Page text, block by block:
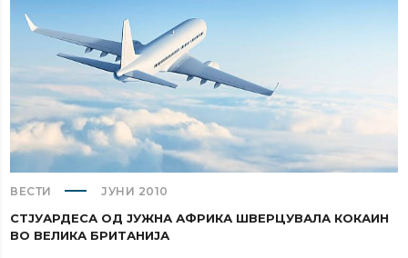
ВЕСТИ ЈУНИ 2010
СТЈУАРДЕСА ОД ЈУЖНА АФРИКА ШВЕРЦУВАЛА КОКАИН
ВО ВЕЛИКА БРИТАНИЈА